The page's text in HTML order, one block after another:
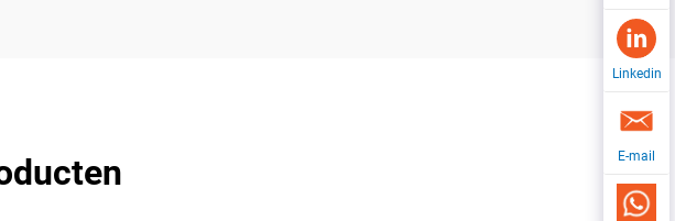
Linkedin
E-mail